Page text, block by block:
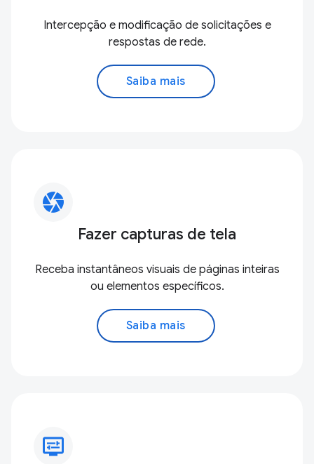
Intercepção e modificação de solicitações e
respostas de rede.
Saiba mais
camera
Fazer capturas de tela
Receba instantâneos visuais de páginas inteiras
ou elementos específicos.
Saiba mais
display_settings